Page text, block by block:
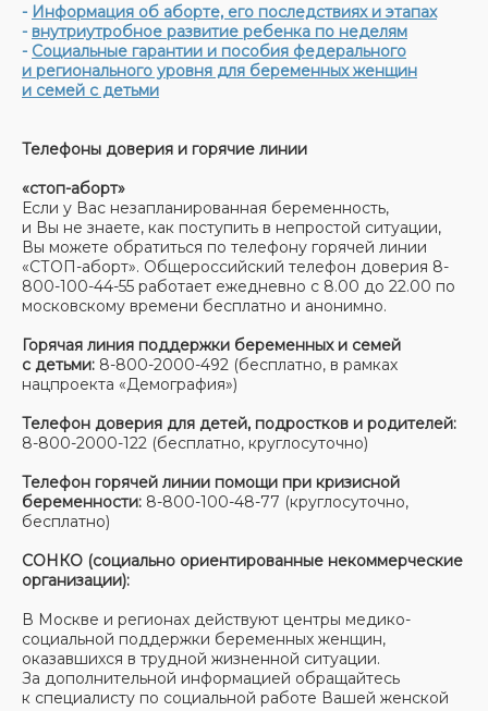
- Информация об аборте, его последствиях и этапах
- внутриутробное развитие ребенка по неделям
- Социальные гарантии и пособия федерального
и регионального уровня для беременных женщин
и семей с детьми
Телефоны доверия и горячие линии
«стоп-аборт»
Если у Вас незапланированная беременность,
и Вы не знаете, как поступить в непростой ситуации,
Вы можете обратиться по телефону горячей линии
«СТОП-аборт». Общероссийский телефон доверия 8-
800-100-44-55 работает ежедневно с 8.00 до 22.00 по
московскому времени бесплатно и анонимно.
Горячая линия поддержки беременных и семей
с детьми: 8-800-2000-492 (бесплатно, в рамках
нацпроекта «Демография»)
Телефон доверия для детей, подростков и родителей:
8-800-2000-122 (бесплатно, круглосуточно)
Телефон горячей линии помощи при кризисной
беременности: 8-800-100-48-77 (круглосуточно,
бесплатно)
СОНКО (социально ориентированные некоммерческие
организации):
В Москве и регионах действуют центры медико-
социальной поддержки беременных женщин,
оказавшихся в трудной жизненной ситуации.
За дополнительной информацией обращайтесь
к специалисту по социальной работе Вашей женской